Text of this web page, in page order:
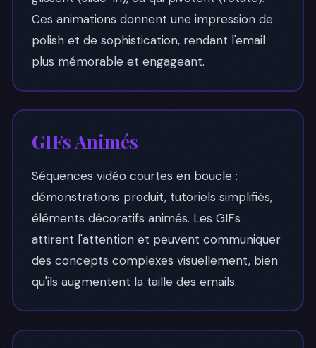
Ces animations donnent une impression de
polish et de sophistication, rendant l'email
plus mémorable et engageant.
GIFs Animés
Séquences vidéo courtes en boucle :
démonstrations produit, tutoriels simplifiés,
éléments décoratifs animés. Les GIFs
attirent l'attention et peuvent communiquer
des concepts complexes visuellement, bien
qu'ils augmentent la taille des emails.